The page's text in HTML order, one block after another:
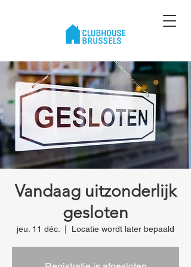
Vandaag uitzonderlijk
gesloten
jeu. 11 déc. Locatie wordt later bepaald